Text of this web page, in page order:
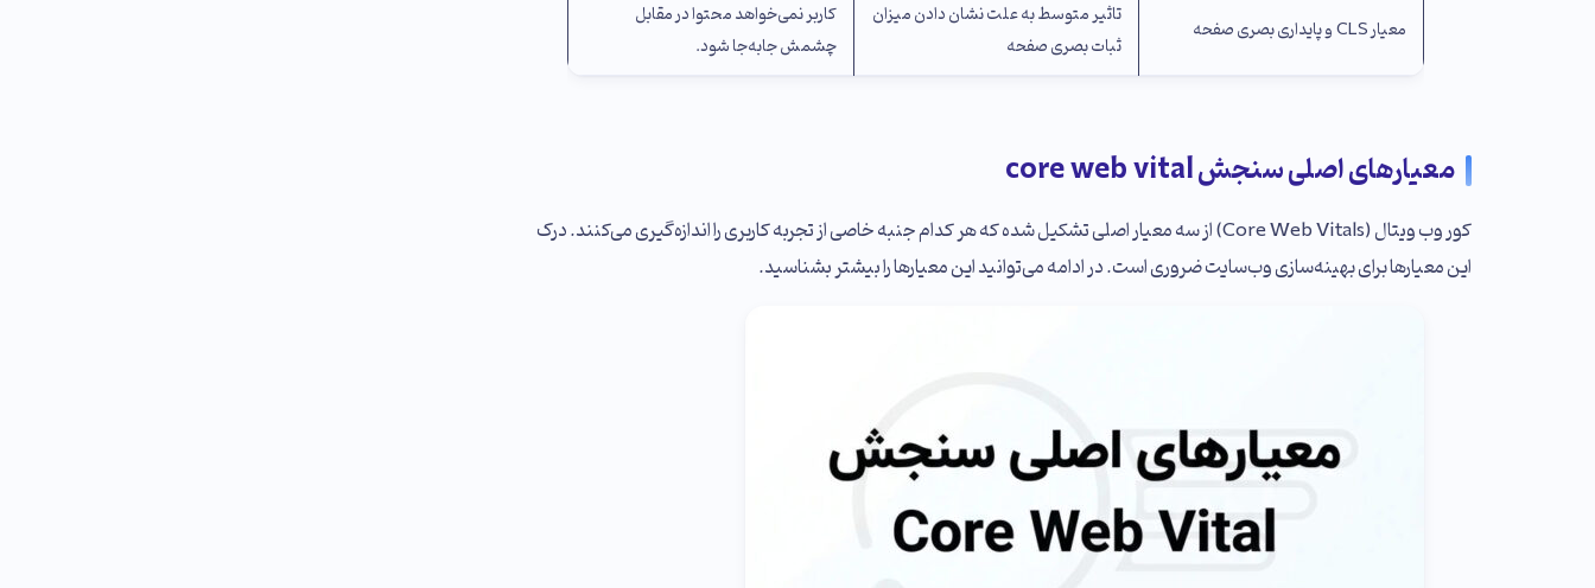
معیار CLS و پایداری بصری صفحه
تاثیر متوسط به علت نشان دادن میزان
ثبات بصری صفحه
کاربر نمی‌خواهد محتوا در مقابل
چشمش جابه‌جا شود.
معیارهای اصلی سنجش core web vital
کور وب ویتال (Core Web Vitals) از سه معیار اصلی تشکیل شده که هر کدام جنبه خاصی از تجربه کاربری را اندازه‌گیری می‌کنند. درک
این معیارها برای بهینه‌سازی وب‌سایت ضروری است. در ادامه می‌توانید این معیارها را بیشتر بشناسید.